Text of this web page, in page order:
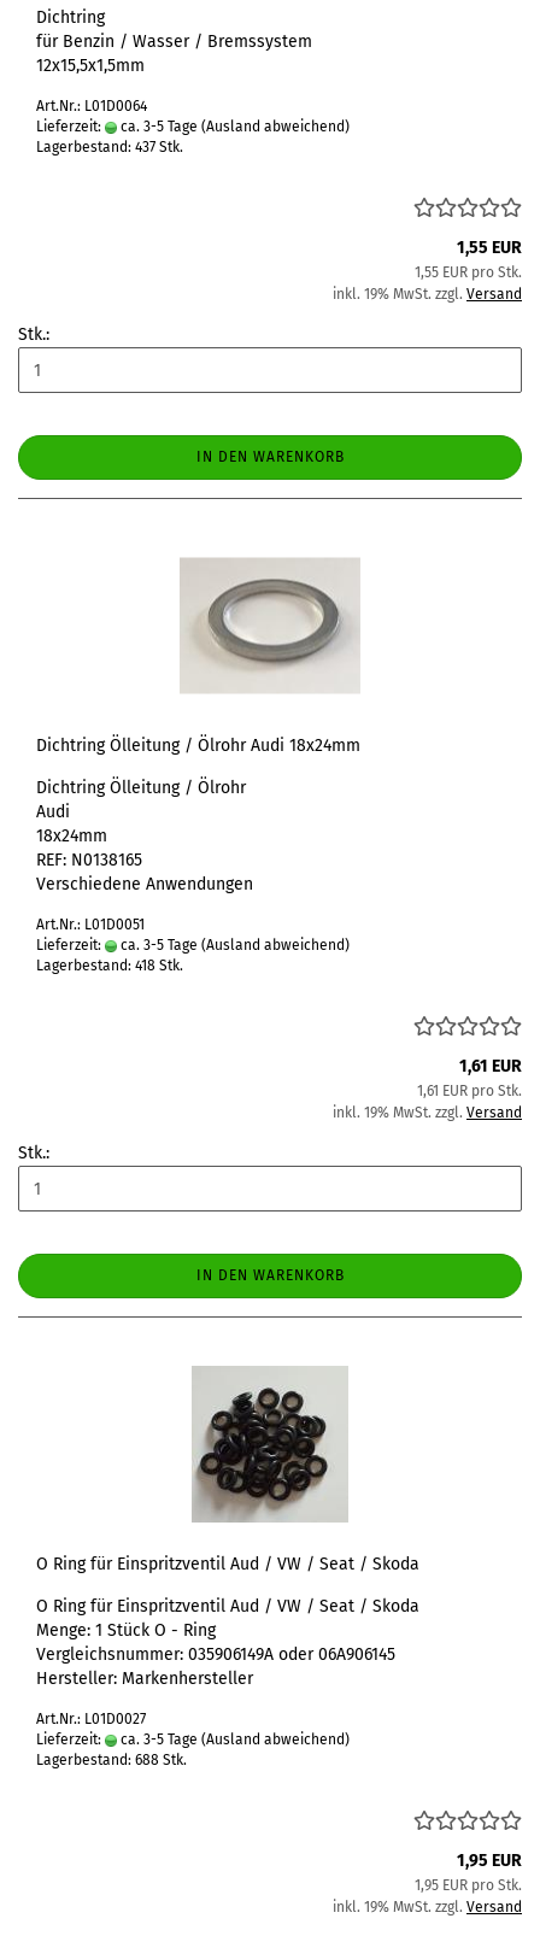
Dichtring
für Benzin / Wasser / Bremssystem
12x15,5x1,5mm
Art.Nr.: L01D0064
Lieferzeit:
ca. 3-5 Tage (Ausland abweichend)
Lagerbestand: 437 Stk.
1,55 EUR
1,55 EUR pro Stk.
inkl. 19% MwSt. zzgl. Versand
Stk.:
IN DEN WARENKORB
Dichtring Ölleitung / Ölrohr Audi 18x24mm
Dichtring Ölleitung / Ölrohr
Audi
18x24mm
REF: N0138165
Verschiedene Anwendungen
Art.Nr.: L01D0051
Lieferzeit:
ca. 3-5 Tage (Ausland abweichend)
Lagerbestand: 418 Stk.
1,61 EUR
1,61 EUR pro Stk.
inkl. 19% MwSt. zzgl. Versand
Stk.:
IN DEN WARENKORB
O Ring für Einspritzventil Aud / VW / Seat / Skoda
O Ring für Einspritzventil Aud / VW / Seat / Skoda
Menge: 1 Stück O - Ring
Vergleichsnummer: 035906149A oder 06A906145
Hersteller: Markenhersteller
Art.Nr.: L01D0027
Lieferzeit:
ca. 3-5 Tage (Ausland abweichend)
Lagerbestand: 688 Stk.
1,95 EUR
1,95 EUR pro Stk.
inkl. 19% MwSt. zzgl. Versand